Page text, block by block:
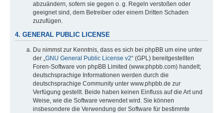
abzuändern, sofern sie gegen o. g. Regeln verstoßen oder
geeignet sind, dem Betreiber oder einem Dritten Schaden
zuzufügen.
4. GENERAL PUBLIC LICENSE
Du nimmst zur Kenntnis, dass es sich bei phpBB um eine unter
der „ GNU General Public License v2“ (GPL) bereitgestellten
Foren-Software von phpBB Limited (www.phpbb.com) handelt;
deutschsprachige Informationen werden durch die
deutschsprachige Community unter www.phpbb.de zur
Verfügung gestellt. Beide haben keinen Einfluss auf die Art und
Weise, wie die Software verwendet wird. Sie können
insbesondere die Verwendung der Software für bestimmte